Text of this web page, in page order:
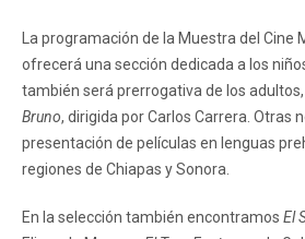
La programación de la Muestra del Cine
ofrecerá una sección dedicada a los
también será prerrogativa de los
Bruno, dirigida por Carlos Carrera. Otras
presentación de películas en lenguas
regiones de Chiapas y Sonora.
En la selección también encontramos El